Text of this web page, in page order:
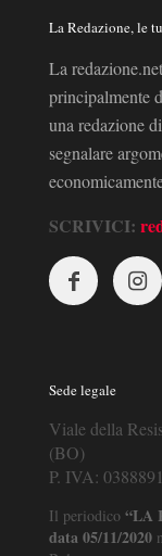
La Redazione, le
La
principalmente
una redazione
segnalare
SCRIVICI:
Sede legale
Viale della
(BO)
P. IVA:
Il periodico “LA
data 05/11/2020